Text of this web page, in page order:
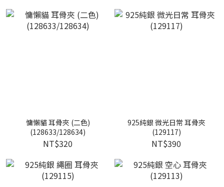
慵懶貓 耳骨夾 (二色)
(128633/128634)
NT$320
925純銀 微光日常 耳骨夾
(129117)
NT$390